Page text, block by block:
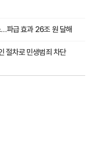
파급 효과 26조 원 달해
절차로 민생범죄 차단